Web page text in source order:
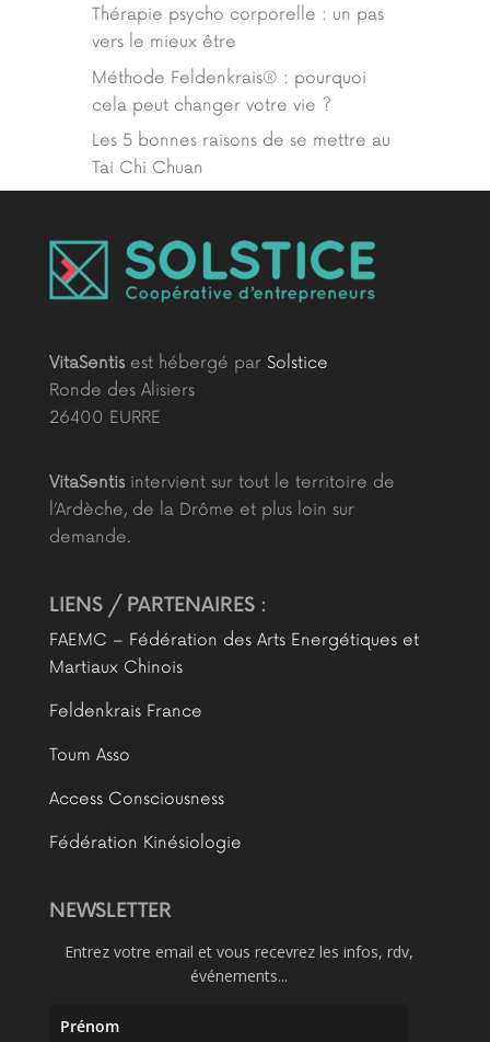
Thérapie psycho corporelle : un pas
vers le mieux être
Méthode Feldenkrais® : pourquoi
cela peut changer votre vie ?
Les 5 bonnes raisons de se mettre au
Tai Chi Chuan
VitaSentisest hébergé par Solstice
Ronde des Alisiers
26400 EURRE
VitaSentisintervient sur tout le territoire de
l’Ardèche, de la Drôme et plus loin sur
demande.
LIENS / PARTENAIRES :
FAEMC – Fédération des Arts Energétiques et
Martiaux Chinois
Feldenkrais France
Toum Asso
Access Consciousness
Fédération Kinésiologie
NEWSLETTER
Entrez votre email et vous recevrez les infos, rdv,
événements...